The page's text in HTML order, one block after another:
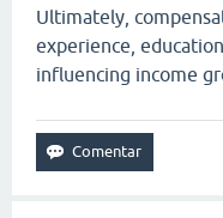
Ultimately,
experience,
influencing income